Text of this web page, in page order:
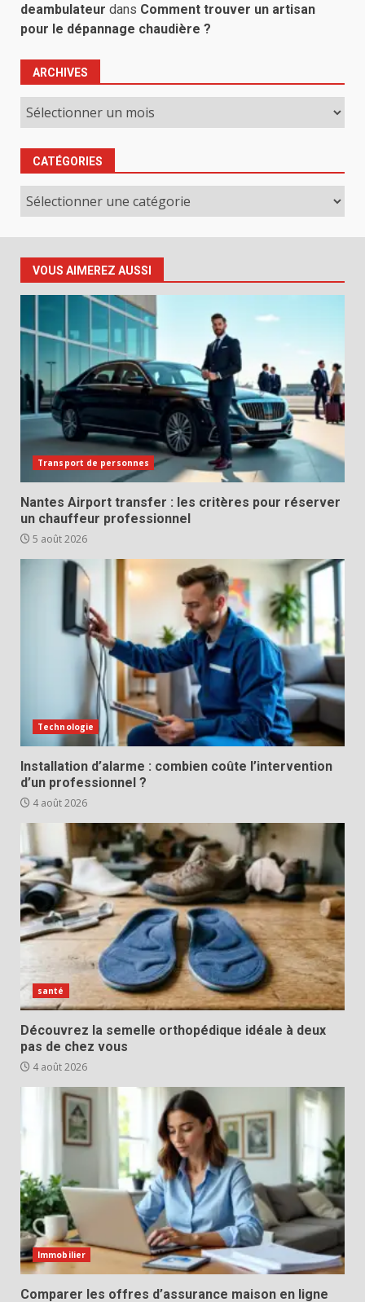
deambulateur dans Comment trouver un artisan
pour le dépannage chaudière ?
ARCHIVES
Archives
CATÉGORIES
Catégories
VOUS AIMEREZ AUSSI
Transport de personnes
Nantes Airport transfer : les critères pour réserver
un chauffeur professionnel
5 août 2026
Technologie
Installation d’alarme : combien coûte l’intervention
d’un professionnel ?
4 août 2026
santé
Découvrez la semelle orthopédique idéale à deux
pas de chez vous
4 août 2026
Immobilier
Comparer les offres d’assurance maison en ligne